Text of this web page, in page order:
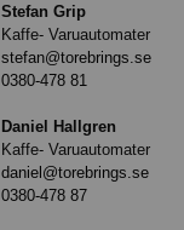
Stefan Grip
Kaffe- Varuautomater
stefan@torebrings.se
0380-478 81
Daniel Hallgren
Kaffe- Varuautomater
daniel@torebrings.se
0380-478 87